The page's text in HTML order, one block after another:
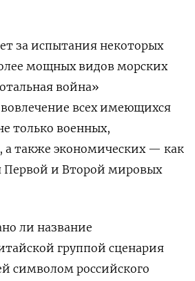
за испытания некоторых
мощных видов морских
война»
всех имеющихся
только военных,
а также экономических — как
Первой и Второй мировых
ли название
группой сценария
символом российского